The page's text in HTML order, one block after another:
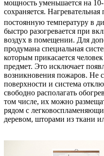
мощность уменьшается на
сохраняется.
постоянную температуру в
быстро разогревается при
воздух в помещении. Для
продумана специальная
которым прикасается
предмет. Это исключает
возникновения пожаров. Не
поверхности и система
свободно располагать
том числе, их можно
рядом с
деревом, шторами из ткани